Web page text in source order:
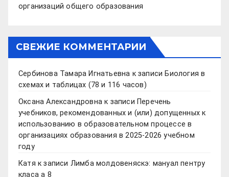
организаций общего образования
СВЕЖИЕ КОММЕНТАРИИ
Сербинова Тамара Игнатьевна к записи Биология в
схемах и таблицах (78 и 116 часов)
Оксана Александровна к записи Перечень
учебников, рекомендованных и (или) допущенных к
использованию в образовательном процессе в
организациях образования в 2025-2026 учебном
году
Катя к записи Лимба молдовеняскэ: мануал пентру
класа а 8